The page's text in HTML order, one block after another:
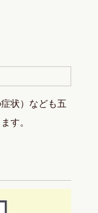
状）なども五
す。